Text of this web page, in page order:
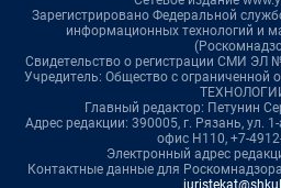
Зарегистрировано Федеральной
информационных технологий и
Свидетельство о регистрации СМИ ЭЛ
Учредитель: Общество с ограниченной
Главный редактор: Петунин
Адрес редакции: 390005, г. Рязань, ул.
офис Н110, +7-
Электронный адрес
Контактные данные для